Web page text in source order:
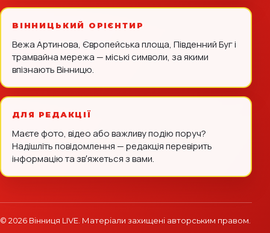
ВІННИЦЬКИЙ ОРІЄНТИР
Вежа Артинова, Європейська площа, Південний Буг і
трамвайна мережа — міські символи, за якими
впізнають Вінницю.
ДЛЯ РЕДАКЦІЇ
Маєте фото, відео або важливу подію поруч?
Надішліть повідомлення — редакція перевірить
інформацію та звʼяжеться з вами.
© 2026 Вінниця LIVE. Матеріали захищені авторським правом.